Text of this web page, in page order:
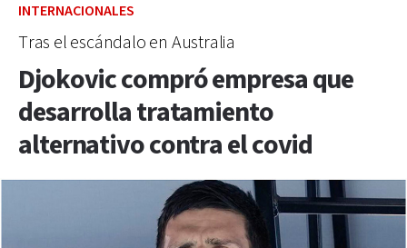
INTERNACIONALES
Tras el escándalo en Australia
Djokovic compró empresa que
desarrolla tratamiento
alternativo contra el covid